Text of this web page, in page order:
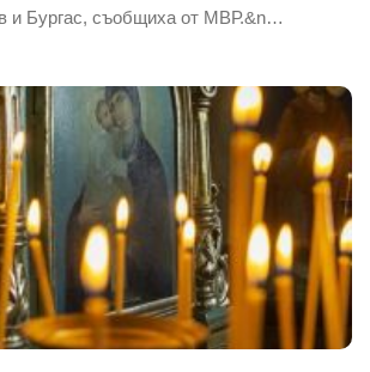
и Бургас, съобщиха от МВР.&n…